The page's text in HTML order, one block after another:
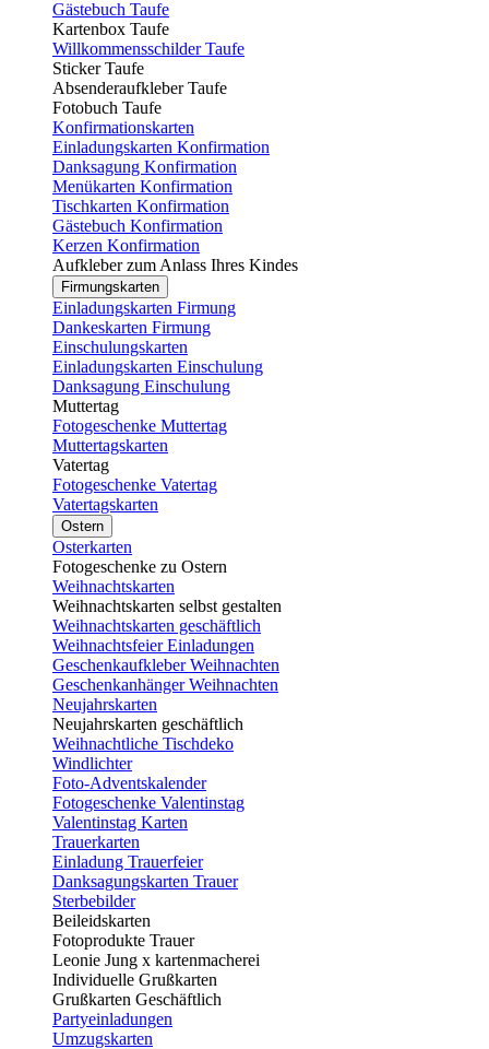
Gästebuch Taufe
Kartenbox Taufe
Willkommensschilder Taufe
Sticker Taufe
Absenderaufkleber Taufe
Fotobuch Taufe
Konfirmationskarten
Einladungskarten Konfirmation
Danksagung Konfirmation
Menükarten Konfirmation
Tischkarten Konfirmation
Gästebuch Konfirmation
Kerzen Konfirmation
Aufkleber zum Anlass Ihres Kindes
Firmungskarten
Einladungskarten Firmung
Dankeskarten Firmung
Einschulungskarten
Einladungskarten Einschulung
Danksagung Einschulung
Muttertag
Fotogeschenke Muttertag
Muttertagskarten
Vatertag
Fotogeschenke Vatertag
Vatertagskarten
Ostern
Osterkarten
Fotogeschenke zu Ostern
Weihnachtskarten
Weihnachtskarten selbst gestalten
Weihnachtskarten geschäftlich
Weihnachtsfeier Einladungen
Geschenkaufkleber Weihnachten
Geschenkanhänger Weihnachten
Neujahrskarten
Neujahrskarten geschäftlich
Weihnachtliche Tischdeko
Windlichter
Foto-Adventskalender
Fotogeschenke Valentinstag
Valentinstag Karten
Trauerkarten
Einladung Trauerfeier
Danksagungskarten Trauer
Sterbebilder
Beileidskarten
Fotoprodukte Trauer
Leonie Jung x kartenmacherei
Individuelle Grußkarten
Grußkarten Geschäftlich
Partyeinladungen
Umzugskarten